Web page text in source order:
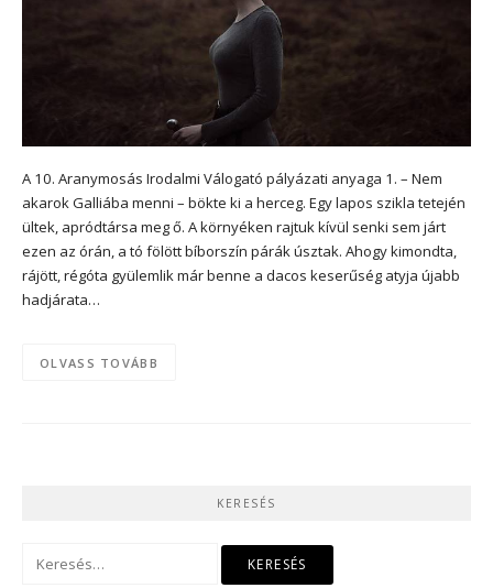
A 10. Aranymosás Irodalmi Válogató pályázati anyaga 1. – Nem
akarok Galliába menni – bökte ki a herceg. Egy lapos szikla tetején
ültek, apródtársa meg ő. A környéken rajtuk kívül senki sem járt
ezen az órán, a tó fölött bíborszín párák úsztak. Ahogy kimondta,
rájött, régóta gyülemlik már benne a dacos keserűség atyja újabb
hadjárata…
OLVASS TOVÁBB
KERESÉS